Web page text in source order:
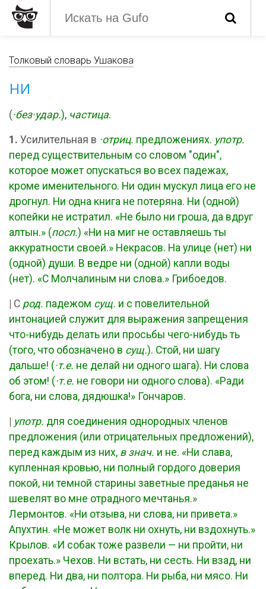
Толковый словарь Ушакова
ни
( ·без·удар.), частица.
1. Усилительная в ·отриц. предложениях. употр.
перед существительным со словом "один",
которое может опускаться во всех падежах,
кроме именительного. Ни один мускул лица его не
дрогнул. Ни одна книга не потеряна. Ни (одной)
копейки не истратил. «Не было ни гроша, да вдруг
алтын.» (посл.) «Ни на миг не оставляешь ты
аккуратности своей.» Некрасов. На улице (нет) ни
(одной) души. В ведре ни (одной) капли воды
(нет). «С Молчалиным ни слова.» Грибоедов.
С род. падежом сущ. и с повелительной
интонацией служит для выражения запрещения
что-нибудь делать или просьбы чего-нибудь ть
(того, что обозначено в сущ.). Стой, ни шагу
дальше! ( ·т.е. не делай ни одного шага). Ни слова
об этом! ( ·т.е. не говори ни одного слова). «Ради
бога, ни слова, дядюшка!» Гончаров.
употр. для соединения однородных членов
предложения (или отрицательных предложений),
перед каждым из них, в знач. и не. «Ни слава,
купленная кровью, ни полный гордого доверия
покой, ни темной старины заветные преданья не
шевелят во мне отрадного мечтанья.»
Лермонтов. «Ни отзыва, ни слова, ни привета.»
Апухтин. «Не может волк ни охнуть, ни вздохнуть.»
Крылов. «И собак тоже развели — ни пройти, ни
проехать.» Чехов. Ни встать, ни сесть. Ни взад, ни
вперед. Ни два, ни полтора. Ни рыба, ни мясо. Ни